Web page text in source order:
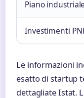
Piano
Investimenti
Le informazioni
esatto di startup
dettagliate Istat.